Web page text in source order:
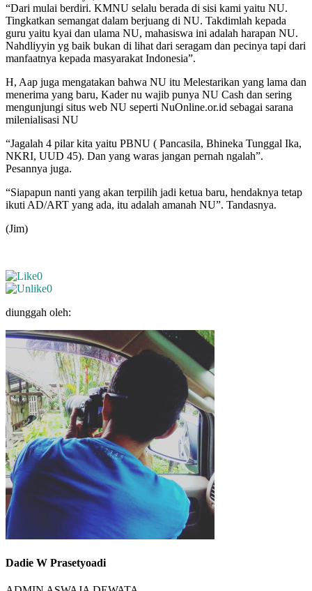
“Dari mulai berdiri. KMNU selalu berada di sisi kami yaitu NU.
Tingkatkan semangat dalam berjuang di NU. Takdimlah kepada
guru yaitu kyai dan ulama NU, mahasiswa ini adalah harapan NU.
Nahdliyyin yg baik bukan di lihat dari seragam dan pecinya tapi dari
manfaatnya kepada masyarakat Indonesia”.
H, Aap juga mengatakan bahwa NU itu Melestarikan yang lama dan
menerima yang baru, Kader nu wajib punya NU Cash dan sering
mengunjungi situs web NU seperti NuOnline.or.id sebagai sarana
milenialisasi NU
“Jagalah 4 pilar kita yaitu PBNU ( Pancasila, Bhineka Tunggal Ika,
NKRI, UUD 45). Dan yang waras jangan pernah ngalah”.
Pesannya juga.
“Siapapun nanti yang akan terpilih jadi ketua baru, hendaknya tetap
ikuti AD/ART yang ada, itu adalah amanah NU”. Tandasnya.
(Jim)
0
0
diunggah oleh:
Dadie W Prasetyoadi